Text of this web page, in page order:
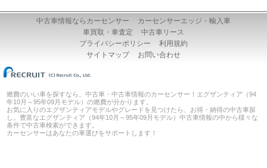
中古車情報ならカーセンサー
カーセンサーエッジ・輸入車
車買取・車査定
中古車リース
プライバシーポリシー
利用規約
サイトマップ
お問い合わせ
燃費のいい車を探すなら、中古車・中古車情報のカーセンサー！エグザンティア（94
年10月～95年09月モデル）の燃費が分かります。
お気に入りのエグザンティアモデルやグレードを見つけたら、お得・納得の中古車探
し。豊富なエグザンティア（94年10月～95年09月モデル）中古車情報の中から様々な
条件で中古車検索ができます。
カーセンサーはあなたの車選びをサポートします！